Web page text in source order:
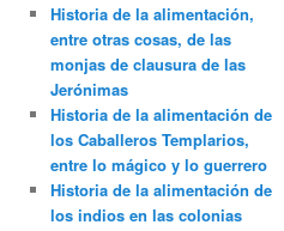
Historia de la alimentación,
entre otras cosas, de las
monjas de clausura de las
Jerónimas
Historia de la alimentación de
los Caballeros Templarios,
entre lo mágico y lo guerrero
Historia de la alimentación de
los indios en las colonias